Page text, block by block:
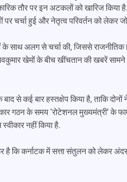
तौर पर इन अटकलों को खारिज किया
पर चर्चा हुई और नेतृत्व परिवर्तन को लेकर
के साथ अलग से चर्चा की, जिससे
खेमों के बीच खींचतान की खबरें सामने
से कई बार हस्तक्षेप किया है, ताकि
गठन के समय ‘रोटेशनल मुख्यमंत्री’ के
नहीं किया है.
है कि कर्नाटक में सत्ता संतुलन को लेकर